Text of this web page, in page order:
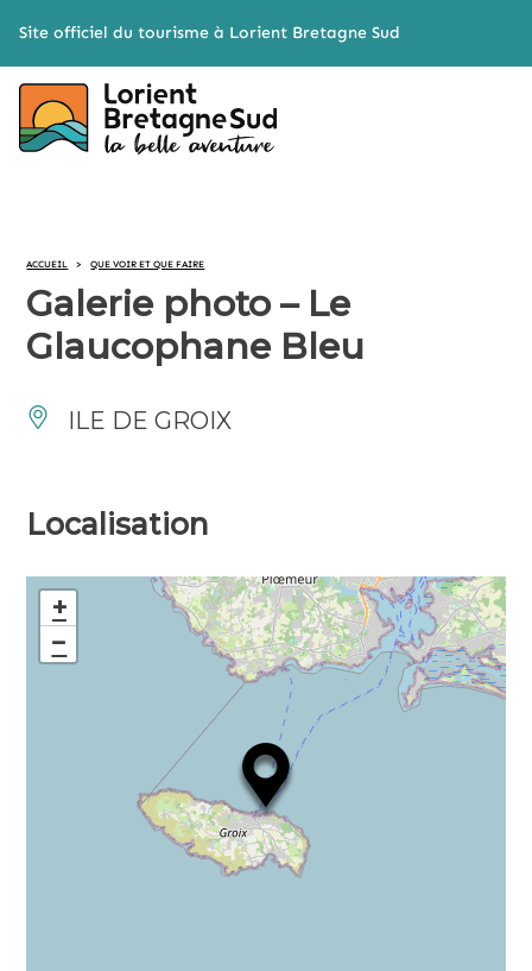
Site officiel du tourisme à Lorient Bretagne Sud
ACCUEIL > QUE VOIR ET QUE FAIRE
Galerie photo – Le
Glaucophane Bleu
ILE DE GROIX
Localisation
+
−